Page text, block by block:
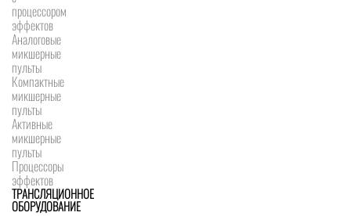
процессором
эффектов
Аналоговые
микшерные
пульты
Компактные
микшерные
пульты
Активные
микшерные
пульты
Процессоры
эффектов
ТРАНСЛЯЦИОННОЕ
ОБОРУДОВАНИЕ